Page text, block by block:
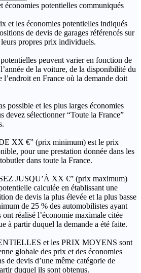
économies potentielles communiqués
et les économies potentielles indiqués
de devis de garages référencés sur
propres prix individuels.
peuvent varier en fonction de
de la voiture, de la disponibilité du
l’endroit en France où la demande doit
possible et les plus larges économies
devez sélectionner “Toute la France”
XX €” (prix minimum) est le prix
pour une prestation donnée dans les
dans toute la France.
JUSQU’À XX €” (prix maximum)
calculée en établissant une
de devis la plus élevée et la plus basse
de 25 % des automobilistes ayant
réalisé l’économie maximale citée
à partir duquel la demande a été faite.
et les PRIX MOYENS sont
globale des prix et des économies
de devis d’une même catégorie de
duquel ils sont obtenus.